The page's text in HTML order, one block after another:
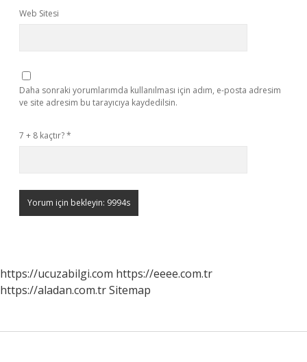
Web Sitesi
Daha sonraki yorumlarımda kullanılması için adım, e-posta adresim
ve site adresim bu tarayıcıya kaydedilsin.
7 + 8 kaçtır?*
https://ucuzabilgi.com https://eeee.com.tr
https://aladan.com.trSitemap